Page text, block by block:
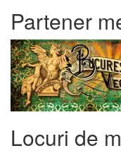
Partener
Locuri de